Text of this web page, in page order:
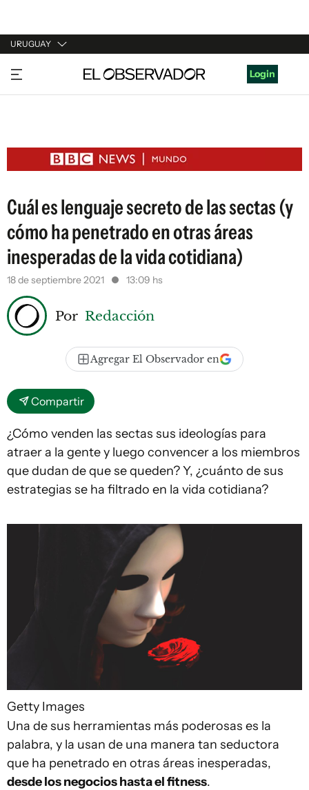
URUGUAY
URUGUAY
ARGENTINA
ESTADOS UNIDOS
Login
Cuál es lenguaje secreto de las sectas (y
cómo ha penetrado en otras áreas
inesperadas de la vida cotidiana)
18 de septiembre 2021 13:09 hs
Por Redacción
Agregar El Observador en
Compartir
¿Cómo venden las sectas sus ideologías para
atraer a la gente y luego convencer a los miembros
que dudan de que se queden? Y, ¿cuánto de sus
estrategias se ha filtrado en la vida cotidiana?
Getty Images
Una de sus herramientas más poderosas es la
palabra, y la usan de una manera tan seductora
que ha penetrado en otras áreas inesperadas,
desde los negocios hasta el fitness.